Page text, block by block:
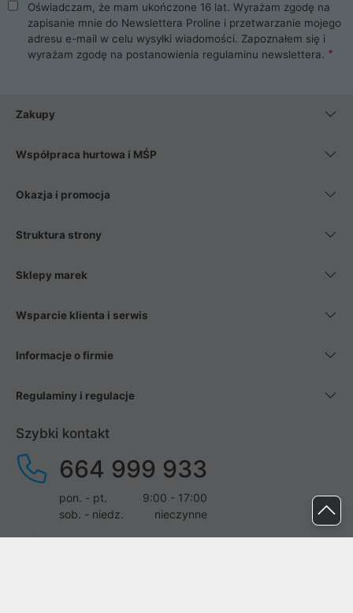
Oświadczam, że mam ukończone 16 lat. Wyrażam zgodę na
zapisanie mnie do Newslettera Proline i przetwarzanie mojego
adresu e-mail w celu wysyłki wiadomości. Zapoznałem się i
wyrażam zgodę na postanowienia regulaminu newslettera.
Zakupy
Współpraca hurtowa i MŚP
Okazja i promocja
Struktura strony
Sklepy marek
Wsparcie klienta i serwis
Informacje o firmie
Regulaminy i regulacje
Szybki kontakt
664 999 933
pon. - pt.
9:00 - 17:00
sob. - niedz.
nieczynne